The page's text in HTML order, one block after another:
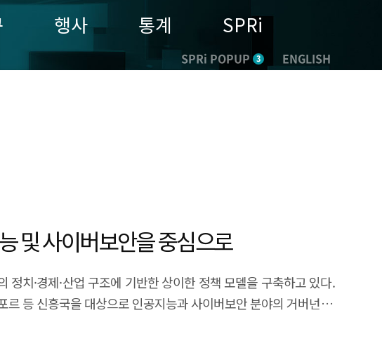
행사 통계 SPRi
SPRi POPUP 3 ENGLISH
및 사이버보안을 중심으로
치·경제·산업 구조에 기반한 상이한 정책 모델을 구축하고 있다.
등 신흥국을 대상으로 인공지능과 사이버보안 분야의 거버넌스,
하여 비교·분석한 결과, 미국은 민간혁신 중심의 개방형 접근을
등 강력한 규제 체계를 통해 글로벌 기술 규범을 선도하고 있다.